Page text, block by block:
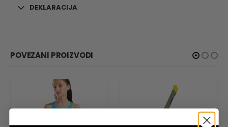
DEKLARACIJA
POVEZANI PROIZVODI